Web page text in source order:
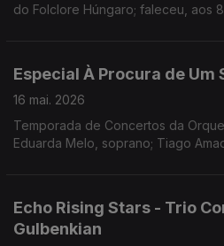
do Folclore Húngaro; faleceu, aos
Especial À Procura de Um
16 mai. 2026
Temporada de Concertos da
Eduarda Melo, soprano; Tiago
Echo Rising Stars - Trio
Gulbenkian